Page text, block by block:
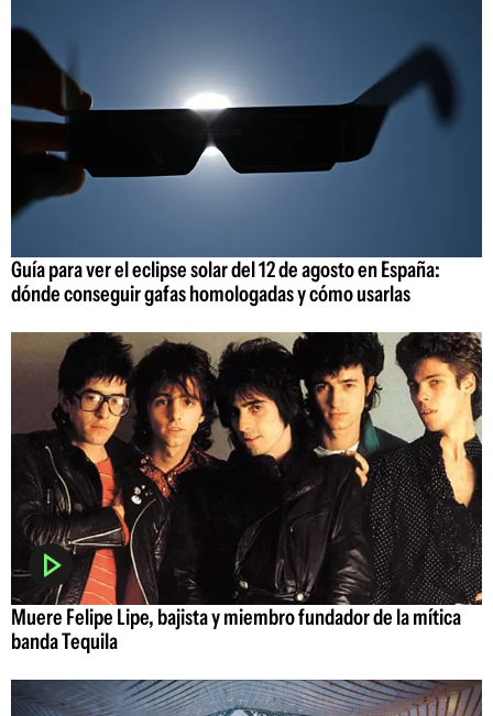
Guía para ver el eclipse solar del 12 de agosto en España:
dónde conseguir gafas homologadas y cómo usarlas
Muere Felipe Lipe, bajista y miembro fundador de la mítica
banda Tequila